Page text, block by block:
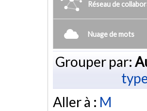
Réseau de
Nuage de mots
Grouper par:
Aller à : M